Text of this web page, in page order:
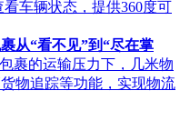
车辆状态，提供360度可
从“看不见”到“尽在掌
裹的运输压力下，几米物
物追踪等功能，实现物流